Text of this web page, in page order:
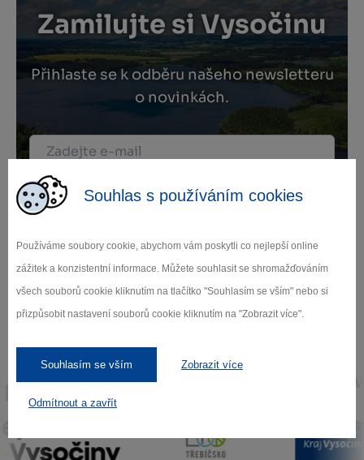
Souhlas s používáním cookies
Používáme soubory cookie, abychom vám poskytli co nejlepší online
zážitek a konzistentní informace. Můžete souhlasit se shromažďováním
všech souborů cookie kliknutím na tlačítko "Souhlasím se vším" nebo si
přizpůsobit nastavení souborů cookie kliknutím na "Zobrazit více".
Souhlasím se vším Zobrazit více
Odmítnout a zavřít
Zamilujte si Vysočinu
Přihlaste se k odběru našeho newsletteru
o novinkách.
Záleží nám na ochraně osobních údajů.
Odebírat